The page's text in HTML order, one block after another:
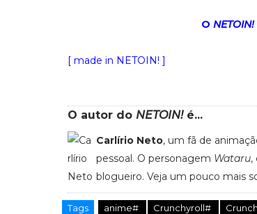
ONETOIN!
[ made in NETOIN! ]
O autor do NETOIN!é...
Carlírio Neto, um fã de
pessoal. O personagem Wataru,
blogueiro. Veja um pouco mais
Tags anime# Crunchyroll#